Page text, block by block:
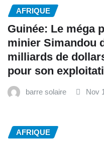
AFRIQUE
Guinée: Le méga
minier Simandou
milliards de
pour son
barre solaire Nov
AFRIQUE